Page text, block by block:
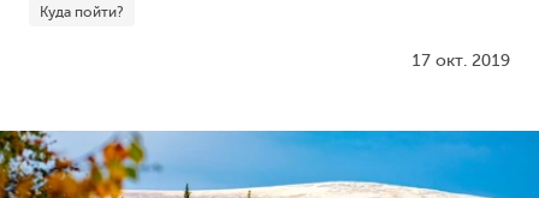
Куда пойти?
17 окт. 2019